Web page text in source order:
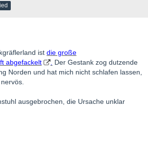
ist die große
abgefackelt
Der Gestank zog dutzende
Norden und hat mich nicht schlafen lassen,
ausgebrochen, die Ursache unklar